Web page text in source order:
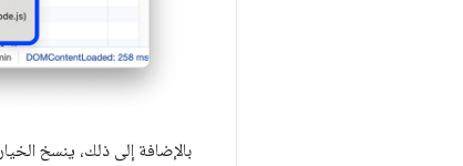
بالإضافة إلى ذلك، ينسخ الخيار